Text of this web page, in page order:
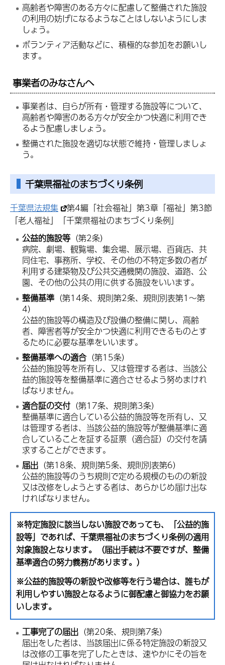
高齢者や障害のある方々に配慮して整備された施設
の利用の妨げになるようなことはしないようにしま
しょう。
ボランティア活動などに、積極的な参加をお願いし
ます。
事業者のみなさんへ
事業者は、自らが所有・管理する施設等について、
高齢者や障害のある方々が安全かつ快適に利用でき
るよう配慮しましょう。
整備された施設を適切な状態で維持・管理しましょ
う。
千葉県福祉のまちづくり条例
千葉県法規集
第4編「社会福祉」第3章「福祉」第3節
「老人福祉」「千葉県福祉のまちづくり条例」
公益的施設等 （第2条）
病院、劇場、観覧場、集会場、展示場、百貨店、共
同住宅、事務所、学校、その他の不特定多数の者が
利用する建築物及び公共交通機関の施設、道路、公
園、その他の公共の用に供する施設をいいます。
整備基準 （第14条、規則第2条、規則別表第1～第
4）
公益的施設等の構造及び設備の整備に関し、高齢
者、障害者等が安全かつ快適に利用できるものとす
るために必要な基準をいいます。
整備基準への適合（第15条）
公益的施設等を所有し、又は管理する者は、当該公
益的施設等を整備基準に適合させるよう努めまけれ
ばなりません。
適合証の交付 （第17条、規則第3条）
整備基準に適合している公益的施設等を所有し、又
は管理する者は、当該公益的施設等が整備基準に適
合していることを証する証票（適合証）の交付を請
求することができます。
届出 （第18条、規則第5条、規則別表第6）
公益的施設等のうち規則で定める規模のものの新設
又は改修をしようとする者は、あらかじめ届け出な
ければなりません。
※特定施設に該当しない施設であっても、「公益的施
設等」であれば、千葉県福祉のまちづくり条例の適用
対象施設となります。（届出手続は不要ですが、整備
基準適合の努力義務があります。）
※公益的施設等の新設や改修等を行う場合は、誰もが
利用しやすい施設となるように御配慮と御協力をお願
いします。
工事完了の届出 （第20条、規則第7条）
届出をした者は、当該届出に係る特定施設の新設又
は改修の工事を完了したときは、速やかにその旨を